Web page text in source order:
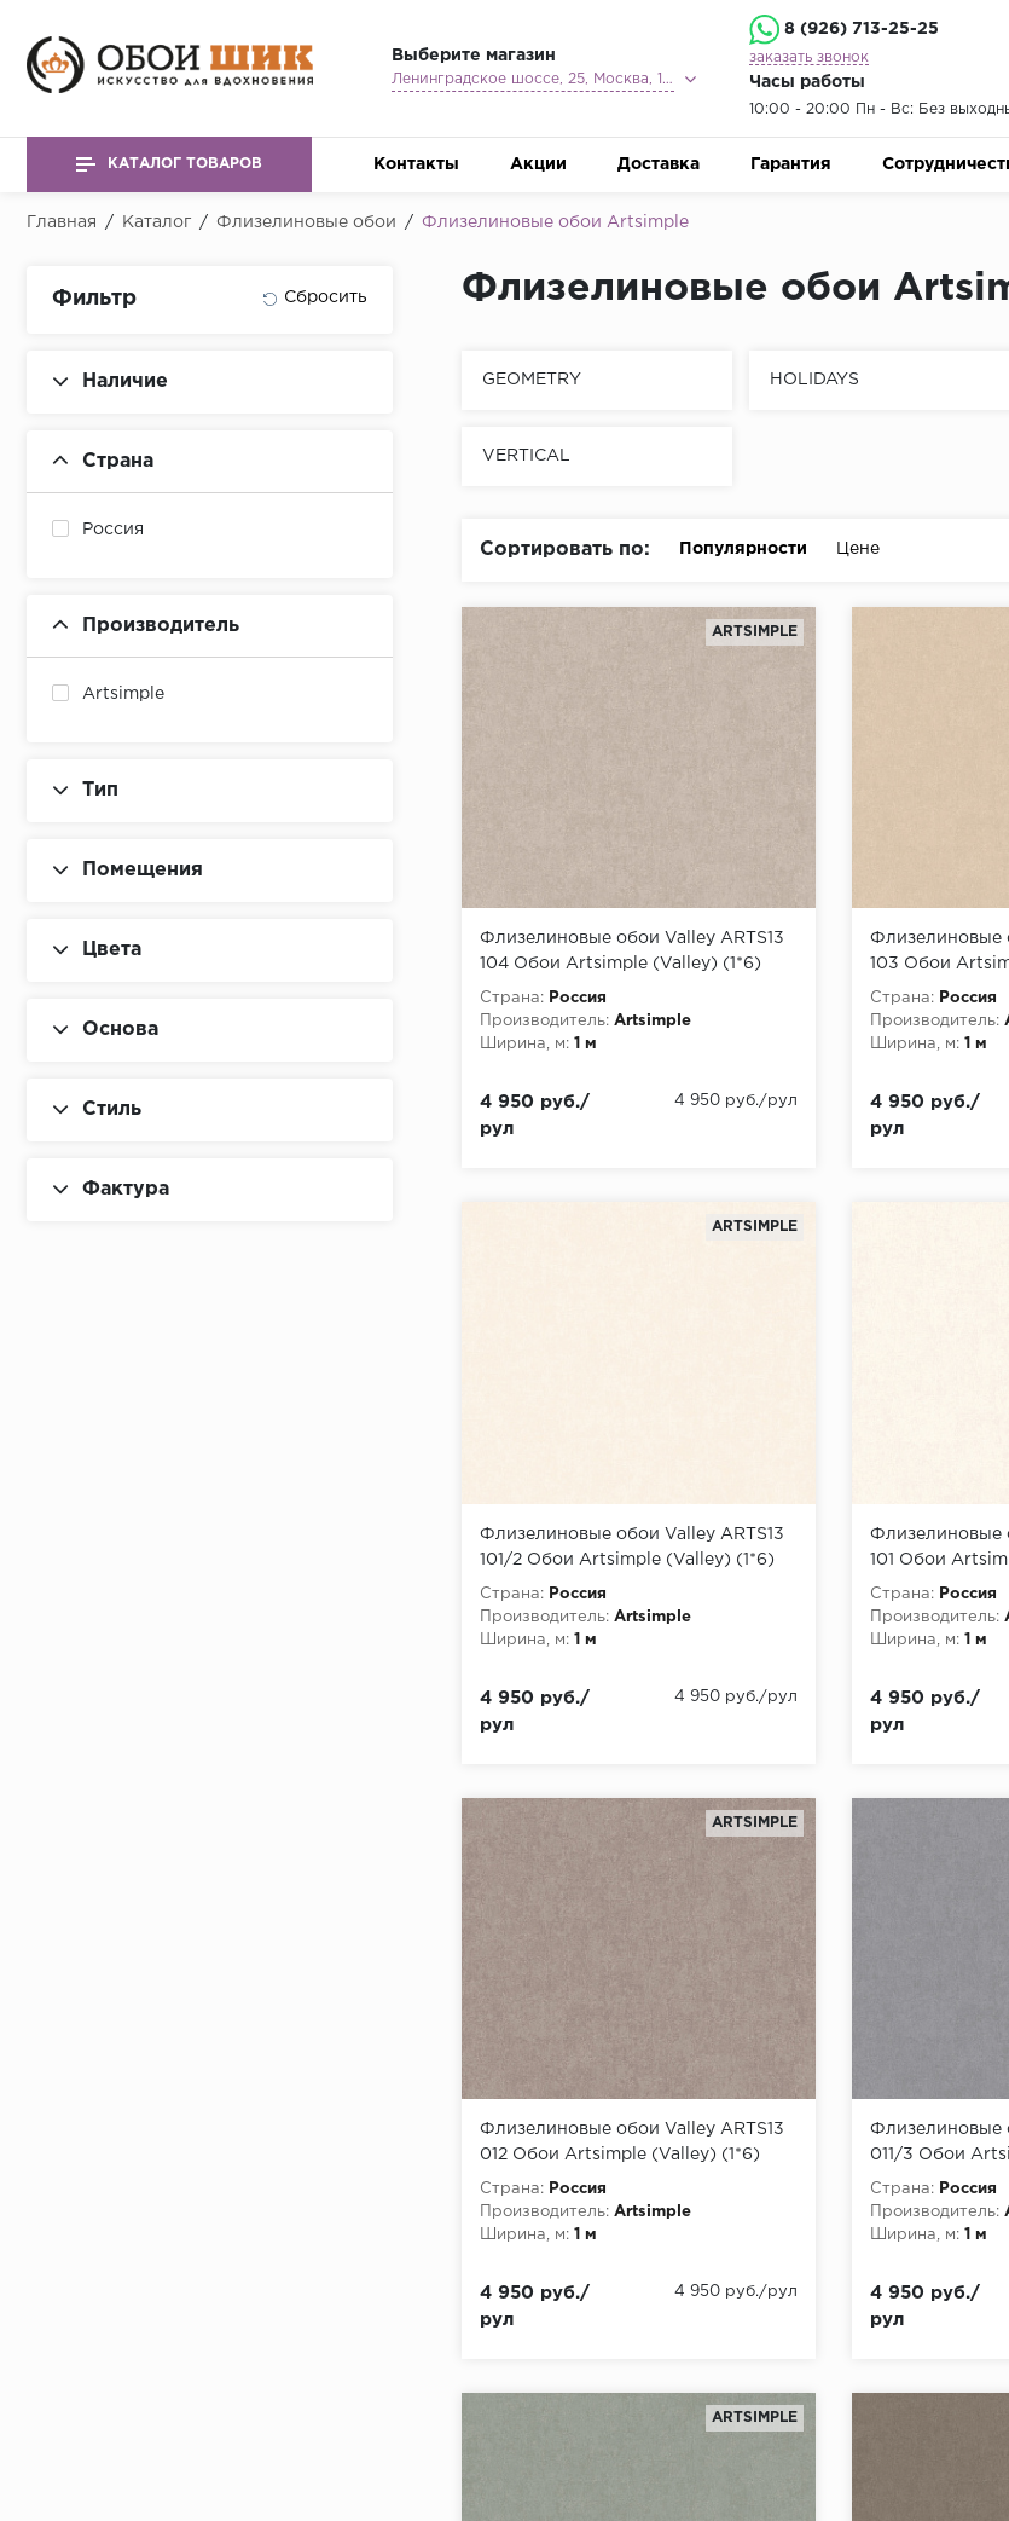
Выберите магазин
Ленинградское шоссе, 25, Москва, 125212
8 (926) 713-25-25
заказать звонок
Часы работы
10:00 - 20:00 Пн - Вс: Без
КАТАЛОГ ТОВАРОВ Контакты Акции Доставка Гарантия
Главная / Каталог / Флизелиновые обои / Флизелиновые обои Artsimple
Фильтр
Наличие
Страна
Россия
Производитель
Artsimple
Тип
Помещения
Цвета
Основа
Стиль
Фактура
Флизелиновые обои
GEOMETRY HOLIDAYS
VERTICAL
Сортировать по: Популярности Цене
ARTSIMPLE
Флизелиновые обои Valley ARTS13
104 Обои Artsimple (Valley) (1*6)
10,05x1,00 флизелин
Страна:
Россия
Производитель: Artsimple
Ширина, м:
1 м
4 950 руб./
рул
4 950 руб./рул
Флизелиновые
103 Обои
10,05x1,00
Страна:
Россия
Производитель:
Ширина, м:
1 м
4 950 руб./
рул
ARTSIMPLE
Флизелиновые обои Valley ARTS13
101/2 Обои Artsimple (Valley) (1*6)
10,05x1,00 флизелин
Страна:
Россия
Производитель: Artsimple
Ширина, м: 1 м
4 950 руб./
рул
4 950 руб./рул
Флизелиновые
101 Обои
10,05x1,00
Страна:
Россия
Производитель:
Ширина, м: 1 м
4 950 руб./
рул
ARTSIMPLE
Флизелиновые обои Valley ARTS13
012 Обои Artsimple (Valley) (1*6)
10,05x1,00 флизелин
Страна:
Россия
Производитель: Artsimple
Ширина, м: 1 м
4 950 руб./
рул
4 950 руб./рул
Флизелиновые
011/3 Обои
10,05x1,00
Страна:
Россия
Производитель:
Ширина, м: 1 м
4 950 руб./
рул
ARTSIMPLE